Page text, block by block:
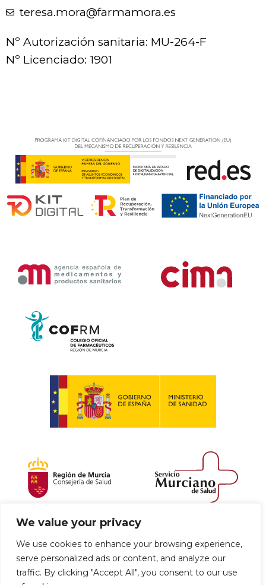
We value your privacy
We use cookies to enhance your browsing experience,
serve personalized ads or content, and analyze our
traffic. By clicking "Accept All", you consent to our use
teresa.mora@farmamora.es
Nº Autorización sanitaria: MU-264-F
Nº Licenciado: 1901
Política de envío y devoluciones
Política de privacidad Uso de cookies